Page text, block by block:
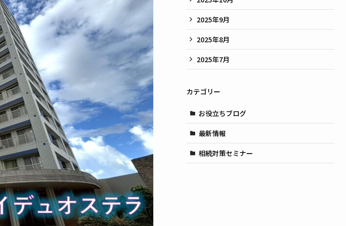
2025年9月
2025年8月
2025年7月
カテゴリー
お役立ちブログ
最新情報
相続対策セミナー